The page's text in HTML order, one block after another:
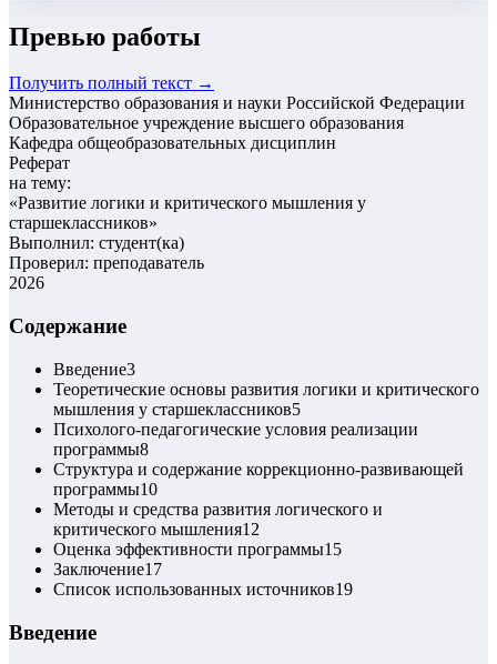
Превью работы
Получить полный текст →
Министерство образования и науки Российской Федерации
Образовательное учреждение высшего образования
Кафедра общеобразовательных дисциплин
Реферат
на тему:
«Развитие логики и критического мышления у
старшеклассников»
Выполнил: студент(ка)
Проверил: преподаватель
2026
Содержание
Введение3
Теоретические основы развития логики и критического
мышления у старшеклассников5
Психолого-педагогические условия реализации
программы8
Структура и содержание коррекционно-развивающей
программы10
Методы и средства развития логического и
критического мышления12
Оценка эффективности программы15
Заключение17
Список использованных источников19
Введение